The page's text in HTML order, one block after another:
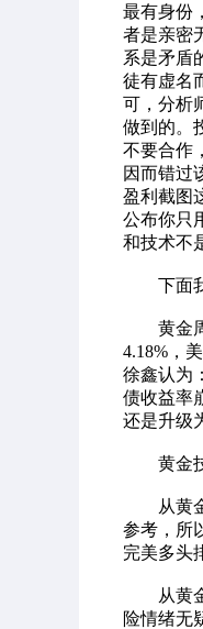
最有身份
者是亲密
系是矛盾
徒有虚名
可，分析
做到的。
不要合作
因而错过
盈利截图
公布你只
和技术不
下面我
黄金周
4.18%，
徐鑫认为
债收益率
还是升级
黄金技
从黄金
参考，所
完美多头
从黄金
险情绪无